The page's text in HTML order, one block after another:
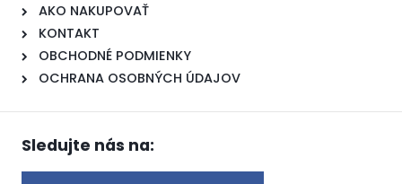
AKO NAKUPOVAŤ
KONTAKT
OBCHODNÉ PODMIENKY
OCHRANA OSOBNÝCH ÚDAJOV
Sledujte nás na: